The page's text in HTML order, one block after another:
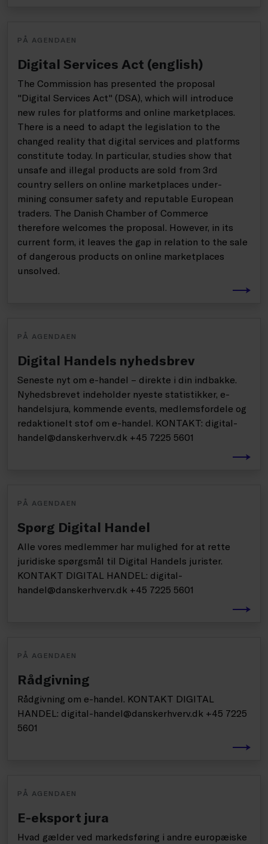
PÅ AGENDAEN
Digital Services Act (english)
The Commission has presented the proposal
"Digital Services Act" (DSA), which will introduce
new rules for platforms and online marketplaces.
There is a need to adapt the legislation to the
changed reality that digital services and platforms
constitute today. In particular, studies show that
unsafe and illegal products are sold from 3rd
country sellers on online marketplaces under-
mining consumer safety and reputable European
traders. The Danish Chamber of Commerce
therefore welcomes the proposal. However, in its
current form, it leaves the gap in relation to the sale
of dangerous products on online marketplaces
unsolved.
PÅ AGENDAEN
Digital Handels nyhedsbrev
Seneste nyt om e-handel – direkte i din indbakke.
Nyhedsbrevet indeholder nyeste statistikker, e-
handelsjura, kommende events, medlemsfordele og
redaktionelt stof om e-handel. KONTAKT: digital-
handel@danskerhverv.dk +45 7225 5601
PÅ AGENDAEN
Spørg Digital Handel
Alle vores medlemmer har mulighed for at rette
juridiske spørgsmål til Digital Handels jurister.
KONTAKT DIGITAL HANDEL: digital-
handel@danskerhverv.dk +45 7225 5601
PÅ AGENDAEN
Rådgivning
Rådgivning om e-handel. KONTAKT DIGITAL
HANDEL: digital-handel@danskerhverv.dk +45 7225
5601
PÅ AGENDAEN
E-eksport jura
Hvad gælder ved markedsføring i andre europæiske